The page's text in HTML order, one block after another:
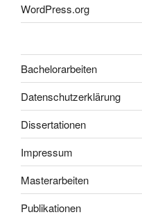
WordPress.org
Bachelorarbeiten
Datenschutzerklärung
Dissertationen
Impressum
Masterarbeiten
Publikationen